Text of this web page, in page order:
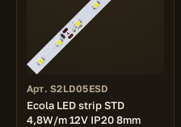
Арт. S2LD05ESD
Ecola LED strip STD
4,8W/m 12V IP20 8mm